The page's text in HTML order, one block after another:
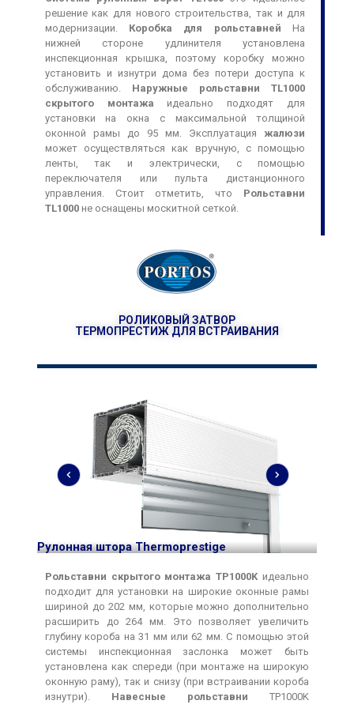
домашней автоматизации обеспечивают
дополнительный уровень защиты.
Помните, чтожалюзи скрытого и верхнего монтажа
могут быть установлены на разных этапах
строительства или модернизации дома. Однако
наиболее удобным решением является их установка как
можно раньше.заказ оконных столярных изделийj,
что облегчает их установку. Они позволят вам
наслаждаться комфортом, уединением и современным
видом вашего дома, экономя при этом электроэнергию.
Если вы ищете функциональные и эстетически
привлекательные решения для своего дома,скрытого
монтажа и подвесные внешние рольставни
температуры, конфиденциальность, современный
дизайн и безопасность, они оправдают ваши ожидания.
Независимо от того, хотите ли вы установить жалюзи в
новом доме или модернизировать существующие окна,
внешние жалюзи скрытого и верхнего расположения
станут идеальным дополнением к вашему помещению.
решение как для нового строительства, так и для
модернизации. Коробка для рольставней На
нижней стороне удлинителя установлена
инспекционная крышка, поэтому коробку можно
установить и изнутри дома без потери доступа к
обслуживанию.
Наружные рольставни TL1000
скрытого монтажа идеально подходят для
установки на окна с максимальной толщиной
оконной рамы до 95 мм. Эксплуатация жалюзи
может осуществляться как вручную, с помощью
ленты, так и электрически, с помощью
переключателя или пульта дистанционного
управления. Стоит отметить, что Рольставни
TL1000не оснащены москитной сеткой.
РОЛИКОВЫЙ ЗАТВОР
ТЕРМОПРЕСТИЖ ДЛЯ ВСТРАИВАНИЯ
Рулонная штора Thermoprestige
Рольставни скрытого монтажа TP1000K идеально
подходит для установки на широкие оконные рамы
шириной до 202 мм, которые можно дополнительно
расширить до 264 мм. Это позволяет увеличить
глубину короба на 31 мм или 62 мм. С помощью этой
системы инспекционная заслонка может быть
установлена как спереди (при монтаже на широкую
оконную раму), так и снизу (при встраивании короба
изнутри). Навесные рольставни TP1000K